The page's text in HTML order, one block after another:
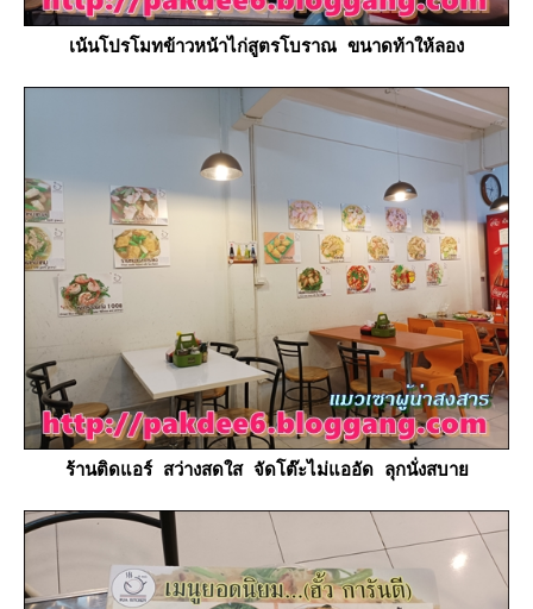
เน้นโปรโมทข้าวหน้าไก่สูตรโบราณ ขนาดท้าให้ลอง
ร้านติดแอร์ สว่างสดใส จัดโต๊ะไม่แออัด ลุกนั่งสบา